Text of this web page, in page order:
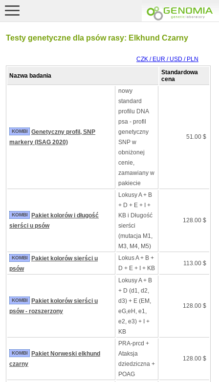
Testy genetyczne dla psów rasy: Elkhund Czarny
CZK / EUR / USD / PLN
Nazwa badania
Standardowa
cena
KOMBI
Genetyczny profil, SNP
markery (ISAG 2020)
nowy
standard
profilu DNA
psa - profil
genetyczny
SNP w
obniżonej
cenie,
zamawiany w
pakiecie
51.00 $
KOMBI
Pakiet kolorów i długość
sierści u psów
Lokusy A + B
+ D + E + I +
KB i Długość
sierści
(mutacja M1,
M3, M4, M5)
128.00 $
KOMBI
Pakiet kolorów sierści u
psów
Lokus A + B +
D + E + I + KB
113.00 $
KOMBI
Pakiet kolorów sierści u
psów - rozszerzony
Lokusy A + B
+ D (d1, d2,
d3) + E (EM,
eG,eH, e1,
e2, e3) + I +
KB
128.00 $
KOMBI
Pakiet Norweski elkhund
czarny
PRA-prcd +
Ataksja
dziedziczna +
POAG
128.00 $